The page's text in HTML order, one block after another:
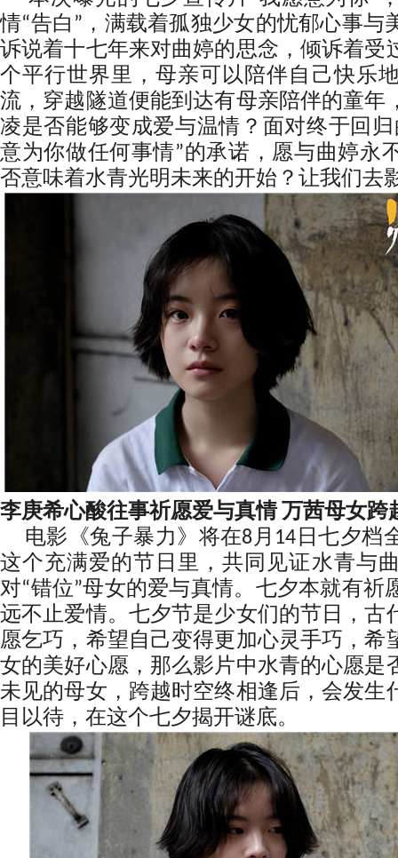
情“告白”，满载着孤独少女的忧郁心事与
诉说着十七年来对曲婷的思念，倾诉着受
个平行世界里，母亲可以陪伴自己快乐
流，穿越隧道便能到达有母亲陪伴的童年
凌是否能够变成爱与温情？面对终于回
意为你做任何事情”的承诺，愿与曲婷永
否意味着水青光明未来的开始？让我们去
李庚希心酸往事祈愿爱与真情 万茜母女跨
电影《兔子暴力》将在8月14日七夕档
这个充满爱的节日里，共同见证水青与
对“错位”母女的爱与真情。七夕本就有祈
远不止爱情。七夕节是少女们的节日，古
愿乞巧，希望自己变得更加心灵手巧，希
女的美好心愿，那么影片中水青的心愿是
未见的母女，跨越时空终相逢后，会发生
目以待，在这个七夕揭开谜底。